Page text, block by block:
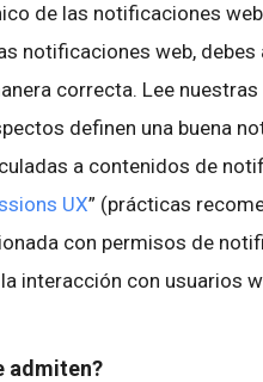
de las notificaciones
notificaciones web,
correcta. Lee nuestras
definen una buena
a contenidos de
UX” (prácticas
con permisos de
interacción con usuarios
admiten?